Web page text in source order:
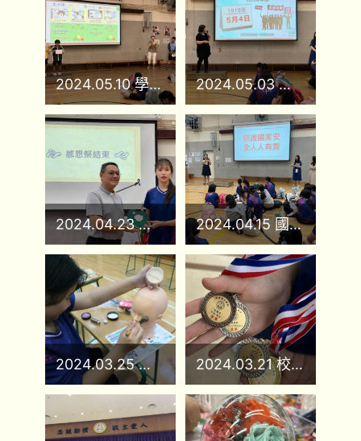
2024.05.10 學生聲演 - 語言威力說好話 2024.05.03 國旗下的講話 - 五四青年節
2024.04.23 主保感恩祭 2024.04.15 國家安全日 BINGO遊戲活動
2024.03.25 生死教育 2024.03.21 校運日